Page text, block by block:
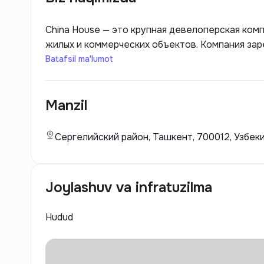
China House — это крупная девелоперская
жилых и коммерческих объектов. Компания
ориентированный на качество и
передовые архитектурные решения и
коммерческой недвижимости, что позволяет
Batafsil ma'lumot
Manzil
Сергелийский район, Ташкент, 700012,
Joylashuv va infratuzilma
Hudud